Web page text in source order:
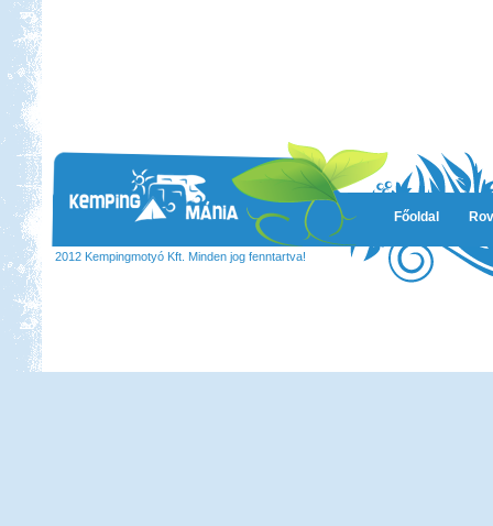
Főoldal
2012 Kempingmotyó Kft. Minden jog fenntartva!